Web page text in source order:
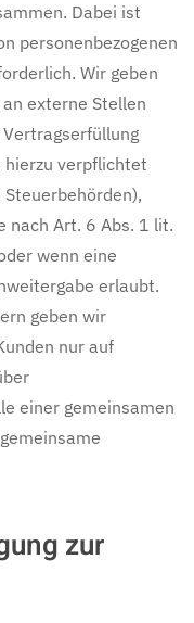
Dabei ist
personenbezogenen
Wir geben
externe Stellen
verpflichtet
Steuerbehörden),
nach Art. 6 Abs. 1 lit.
wenn eine
erlaubt.
geben wir
nur auf
einer gemeinsamen
zur